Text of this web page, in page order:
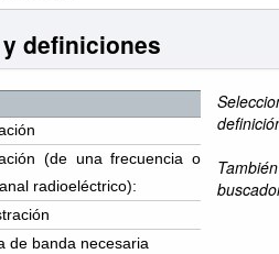
definiciones
(de una frecuencia o
radioeléctrico):
de banda necesaria